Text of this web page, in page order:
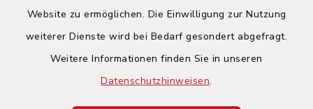
Website zu ermöglichen. Die Einwilligung zur Nutzung
weiterer Dienste wird bei Bedarf gesondert abgefragt.
Weitere Informationen finden Sie in unseren
Datenschutzhinweisen.
Barrierefreiheit